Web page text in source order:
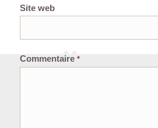
Site web
Commentaire *